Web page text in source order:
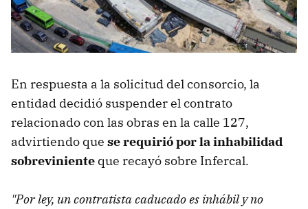
En respuesta a la solicitud del consorcio, la
entidad decidió suspender el contrato
relacionado con las obras en la calle 127,
advirtiendo que se requirió por la inhabilidad
sobreviniente que recayó sobre Infercal.
"Por ley, un contratista caducado es inhábil y no